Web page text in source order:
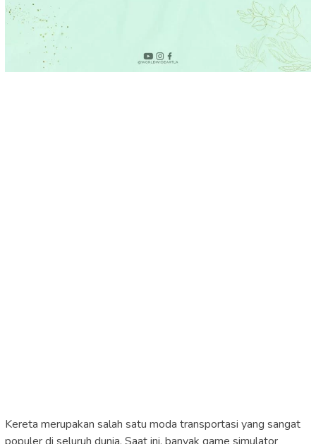
Kereta merupakan salah satu moda transportasi yang sangat